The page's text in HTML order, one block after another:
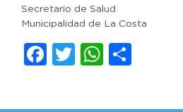
Secretario de Salud
Municipalidad de La Costa
Facebook
Twitter